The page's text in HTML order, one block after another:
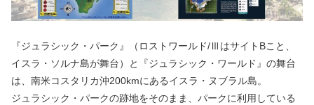
『ジュラシック・パーク』（ロストワールド/ⅢはサイトBこと、
イスラ・ソルナ島が舞台）と『ジュラシック・ワールド』の舞台
は、南米コスタリカ沖200kmにあるイスラ・ヌブラル島。
ジュラシック・パークの跡地をそのまま、パークに利用している